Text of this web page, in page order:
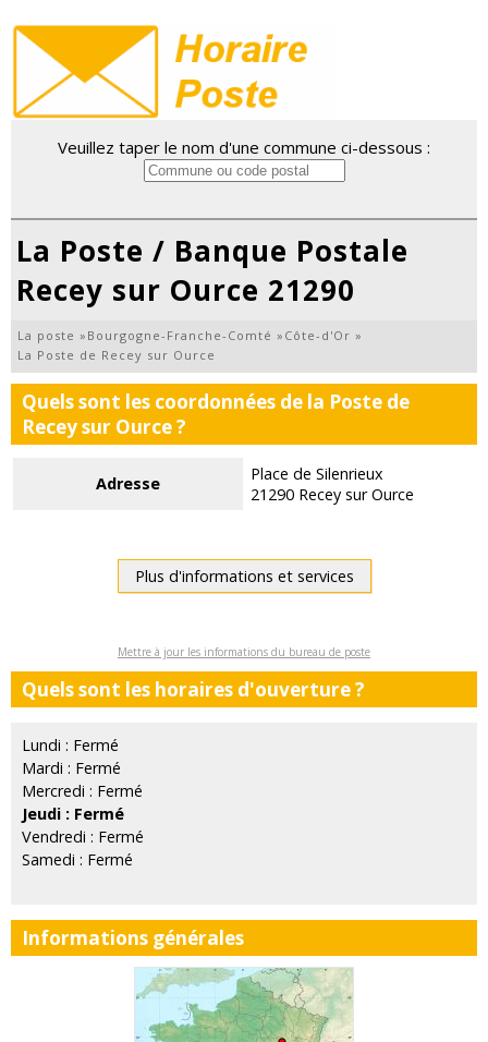
Veuillez taper le nom d'une commune ci-dessous :
La Poste / Banque Postale
Recey sur Ource 21290
La poste » Bourgogne-Franche-Comté » Côte-d'Or »
La Poste de Recey sur Ource
Quels sont les coordonnées de la Poste de
Recey sur Ource ?
Adresse
Place de Silenrieux
21290 Recey sur Ource
Plus d'informations et services
Mettre à jour les informations du bureau de poste
Quels sont les horaires d'ouverture ?
Lundi : Fermé
Mardi : Fermé
Mercredi : Fermé
Jeudi : Fermé
Vendredi : Fermé
Samedi : Fermé
Informations générales